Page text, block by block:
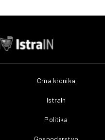
Crna kronika
IstraIn
Politika